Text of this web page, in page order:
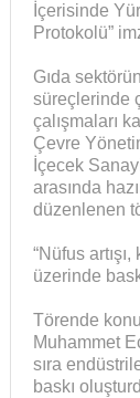
İçerisinde
Protokolü”
Gıda
süreçlerinde
çalışmaları
Çevre
İçecek
arasında
düzenlenen
“Nüfus
üzerinde
Törende
Muhammet
sıra
baskı